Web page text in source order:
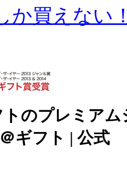
か買えない
のプレミアム
ギフト | 公式